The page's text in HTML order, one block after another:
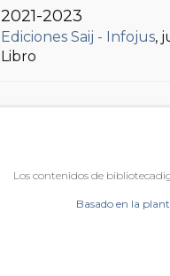
2021-2023
Ediciones Saij - Infojus,
Libro
Los contenidos de
Basado en la